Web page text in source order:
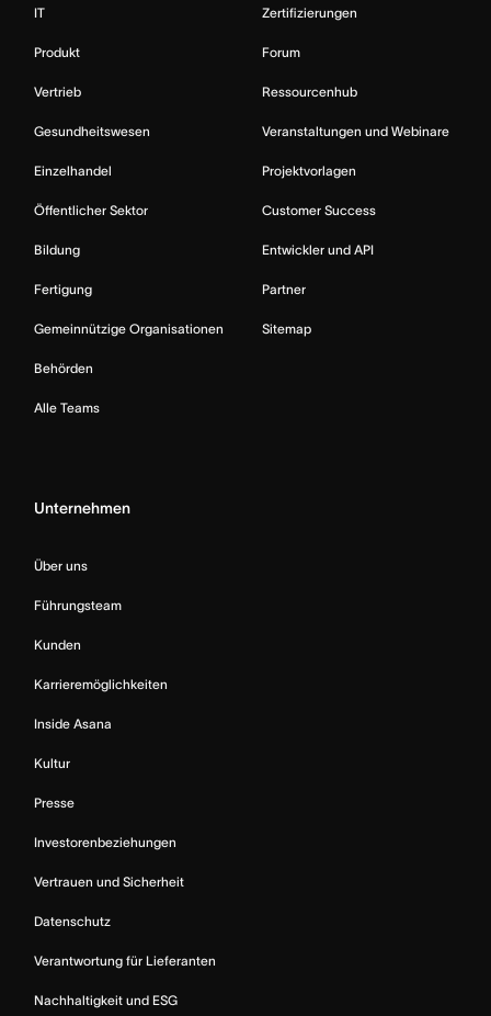
IT
Produkt
Vertrieb
Gesundheitswesen
Einzelhandel
Öffentlicher Sektor
Bildung
Fertigung
Gemeinnützige Organisationen
Behörden
Alle Teams
Zertifizierungen
Forum
Ressourcenhub
Veranstaltungen und Webinare
Projektvorlagen
Customer Success
Entwickler und API
Partner
Sitemap
Unternehmen
Über uns
Führungsteam
Kunden
Karrieremöglichkeiten
Inside Asana
Kultur
Presse
Investorenbeziehungen
Vertrauen und Sicherheit
Datenschutz
Verantwortung für Lieferanten
Nachhaltigkeit und ESG